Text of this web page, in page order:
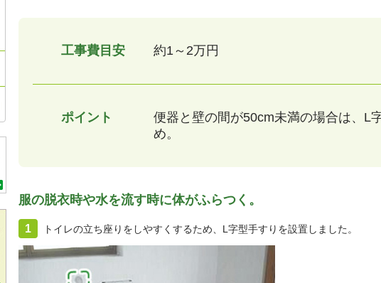
工事費目安 約1～2万円
ポイント 便器と壁の間が50cm未満の場合は、L
め。
服の脱衣時や水を流す時に体がふらつく。
1 トイレの立ち座りをしやすくするため、L字型手すりを設置しました。